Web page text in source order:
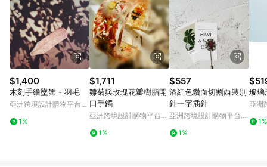
運費，攤位費等不具贈點資格。 9. LINE 購物站上之商品規格、
顏色、價位、贈品如與 Pinkoi 商品資訊頁及購物車不符，以
Pinkoi 購物商品資訊頁及購物車標示為準。 10. 點數紅包使用規
則請以點數紅包活動說明為準。 11. 若於 LINE 購物前往 Pinkoi
頁面後才首次下載 Pinkoi APP 並完成訂單，不符合導購資格；承
上，首次下載 Pinkoi APP 後，需透過 LINE 購物前往 Pinkoi 頁
面，方享導購資格。
$1,400
木刻手繪墜飾 - 羽毛
亞洲跨境設計購物平台
1%
$1,711
雛菊與玫瑰花瓣樹脂開
口手鐲
亞洲跨境設計購物平台
1%
$557
酒紅色鑽面切割西裝別
針一字插針
亞洲跨境設計購物平台
1%
玻璃
亞洲
1%